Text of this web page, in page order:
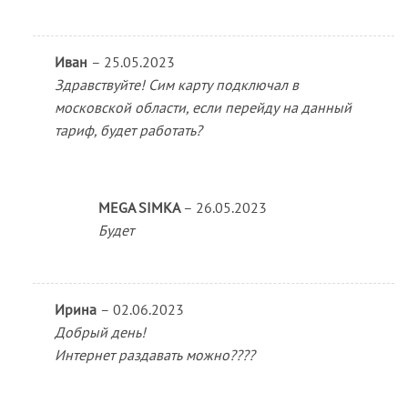
Иван – 25.05.2023
Здравствуйте! Сим карту подключал в
московской области, если перейду на данный
тариф, будет работать?
MEGA SIMKA – 26.05.2023
Будет
Ирина – 02.06.2023
Добрый день!
Интернет раздавать можно????